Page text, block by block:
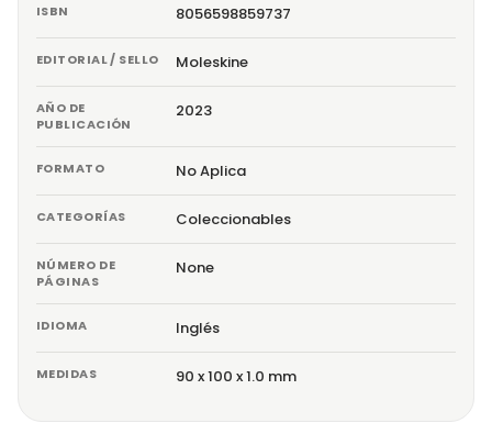
ISBN 8056598859737
EDITORIAL / SELLO Moleskine
AÑO DE
PUBLICACIÓN
2023
FORMATO No Aplica
CATEGORÍAS Coleccionables
NÚMERO DE
PÁGINAS
None
IDIOMA Inglés
MEDIDAS 90 x 100 x 1.0 mm